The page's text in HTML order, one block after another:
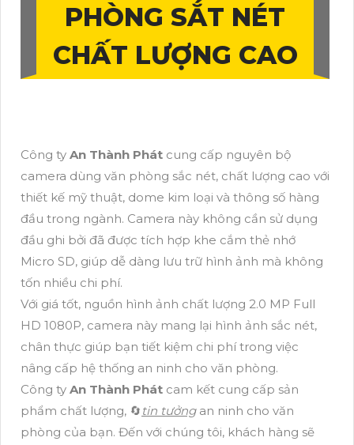
PHÒNG SẮT NÉT
CHẤT LƯỢNG CAO
Công ty An Thành Phát cung cấp nguyên bộ
camera dùng văn phòng sắc nét, chất lượng cao với
thiết kế mỹ thuật, dome kim loại và thông số hàng
đầu trong ngành. Camera này không cần sử dụng
đầu ghi bởi đã được tích hợp khe cắm thẻ nhớ
Micro SD, giúp dễ dàng lưu trữ hình ảnh mà không
tốn nhiều chi phí.
Với giá tốt, nguồn hình ảnh chất lượng 2.0 MP Full
HD 1080P, camera này mang lại hình ảnh sắc nét,
chân thực giúp bạn tiết kiệm chi phí trong việc
nâng cấp hệ thống an ninh cho văn phòng.
Công ty An Thành Phát cam kết cung cấp sản
phẩm chất lượng, 🔄 tin tưởngan ninh cho văn
phòng của bạn. Đến với chúng tôi, khách hàng sẽ